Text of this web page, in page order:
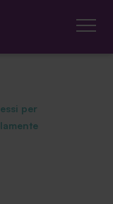
per